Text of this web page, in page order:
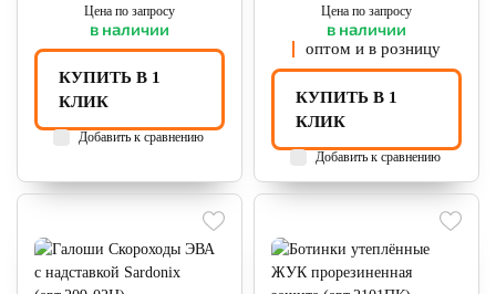
Цена по запросу
в наличии
КУПИТЬ В 1
КЛИК
Добавить к сравнению
Цена по запросу
в наличии
оптом и в розницу
КУПИТЬ В 1
КЛИК
Добавить к сравнению